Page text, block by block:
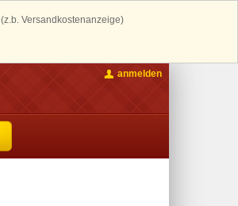
(z.b. Versandkostenanzeige)
anmelden